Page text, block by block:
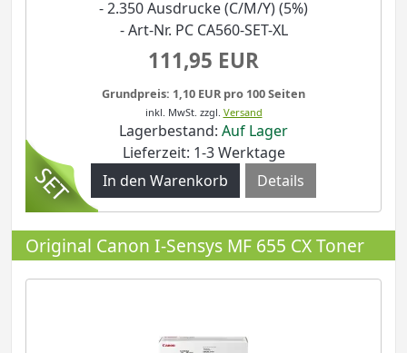
- 2.350 Ausdrucke (C/M/Y) (5%)
- Art-Nr. PC CA560-SET-XL
111,95 EUR
Grundpreis: 1,10 EUR pro 100 Seiten
inkl. MwSt. zzgl. Versand
Lagerbestand: Auf Lager
Lieferzeit: 1-3 Werktage
Details
Original Canon I-Sensys MF 655 CX Toner